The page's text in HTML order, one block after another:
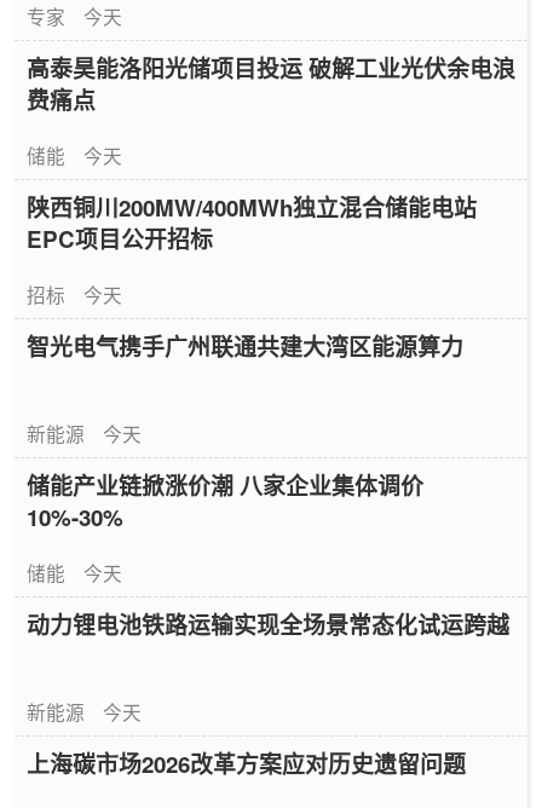
专家 今天
高泰昊能洛阳光储项目投运 破解工业光伏余电浪
费痛点
储能 今天
陕西铜川200MW/400MWh独立混合储能电站
EPC项目公开招标
招标 今天
智光电气携手广州联通共建大湾区能源算力
新能源 今天
储能产业链掀涨价潮 八家企业集体调价
10%-30%
储能 今天
动力锂电池铁路运输实现全场景常态化试运跨越
新能源 今天
上海碳市场2026改革方案应对历史遗留问题